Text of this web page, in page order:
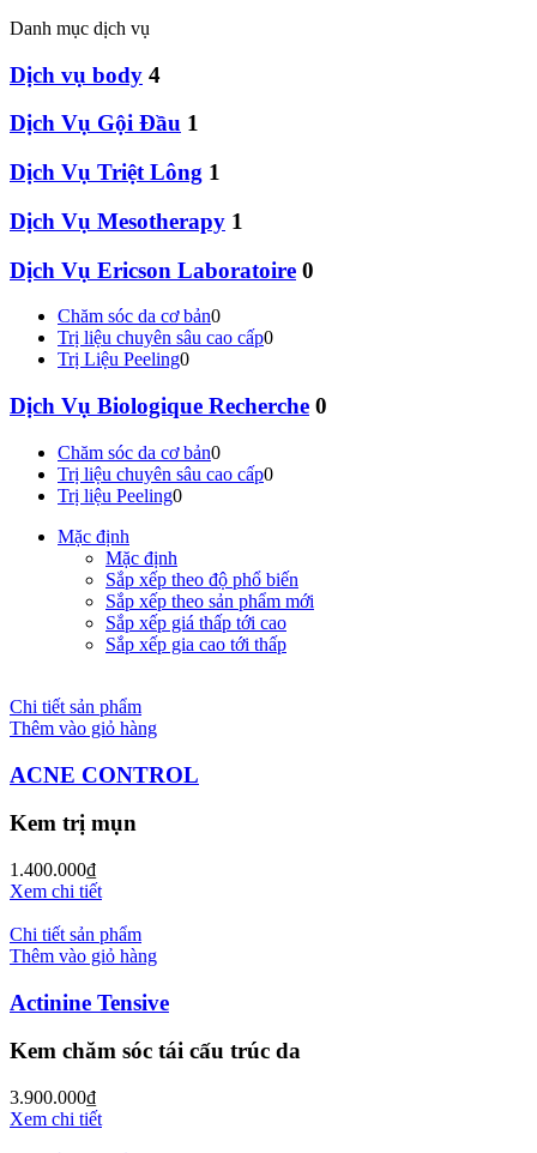
Danh mục dịch vụ
Dịch vụ body 4
Dịch Vụ Gội Đầu 1
Dịch Vụ Triệt Lông 1
Dịch Vụ Mesotherapy 1
Dịch Vụ Ericson Laboratoire 0
Chăm sóc da cơ bản0
Trị liệu chuyên sâu cao cấp0
Trị Liệu Peeling0
Dịch Vụ Biologique Recherche 0
Chăm sóc da cơ bản0
Trị liệu chuyên sâu cao cấp0
Trị liệu Peeling0
Mặc định
Mặc định
Sắp xếp theo độ phổ biến
Sắp xếp theo sản phẩm mới
Sắp xếp giá thấp tới cao
Sắp xếp gia cao tới thấp
Chi tiết sản phẩm
Thêm vào giỏ hàng
ACNE CONTROL
Kem trị mụn
1.400.000₫
Xem chi tiết
Chi tiết sản phẩm
Thêm vào giỏ hàng
Actinine Tensive
Kem chăm sóc tái cấu trúc da
3.900.000₫
Xem chi tiết